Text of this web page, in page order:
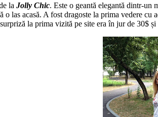
la Jolly Chic. Este o geantă elegantă dintr-un
las acasă. A fost dragoste la prima vedere
la prima vizită pe site era în jur de